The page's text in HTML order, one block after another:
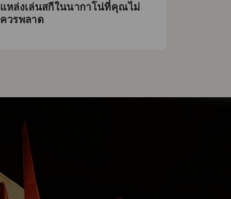
แหล่งเล่นสกีในนากาโน่ที่คุณไม่
ควรพลาด